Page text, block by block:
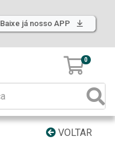
Baixe já nosso APP
0
VOLTAR